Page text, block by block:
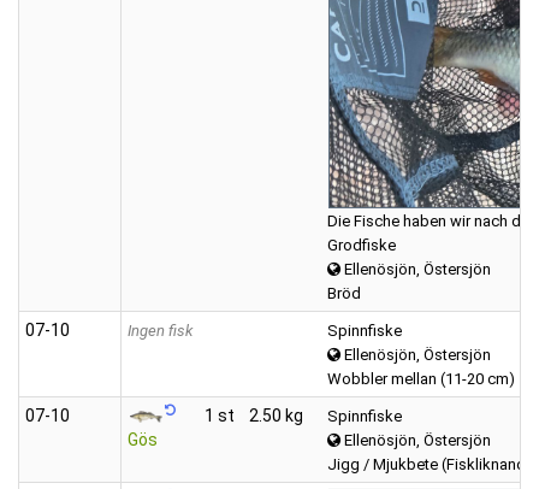
Die Fische haben wir nach
Grodfiske
Ellenösjön, Östersjön
Bröd
07‑10 Ingen fisk
Spinnfiske
Ellenösjön, Östersjön
Wobbler mellan (11-20 cm)
07‑10
Gös
1 st 2.50 kg
Spinnfiske
Ellenösjön, Östersjön
Jigg / Mjukbete (Fiskliknande)